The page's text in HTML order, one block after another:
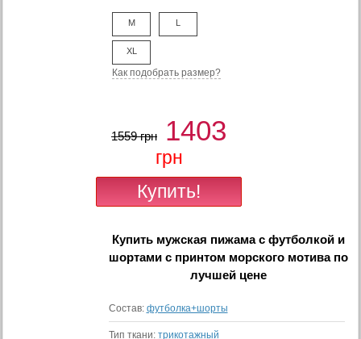
M L
XL
Как подобрать размер?
1559 грн 1403
грн
Купить мужская пижама с футболкой и
шортами с принтом морского мотивапо
лучшей цене
Состав: футболка+шорты
Тип ткани: трикотажный